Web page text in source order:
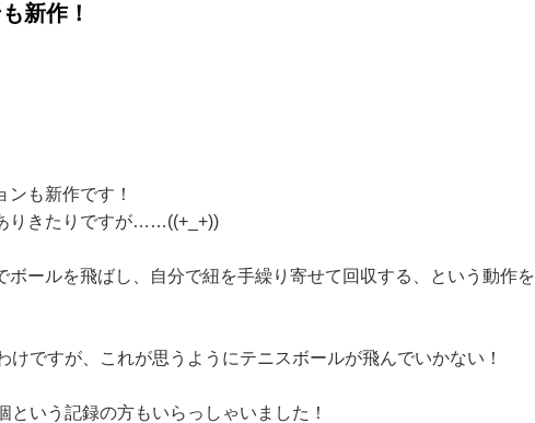
新作！
も新作です！
りきたりですが……((+_+))
ボールを飛ばし、自分で紐を手繰り寄せて回収する、という動作を
ですが、これが思うようにテニスボールが飛んでいかない！
いう記録の方もいらっしゃいました！